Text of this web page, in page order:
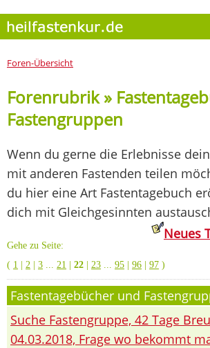
Foren-Übersicht
Forenrubrik »
Fastengruppen
Wenn du gerne die Erlebnisse
mit anderen Fastenden teilen
du hier eine Art Fastentagebuch
dich mit Gleichgesinnten
Neues
Gehe zu Seite:
( 1 2 3 21 22 23 95 96 97 )
Fastentagebücher und
Suche Fastengruppe, 42 Tage
04.03.2018, Frage wo bekommt